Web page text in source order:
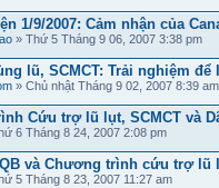
1/9/2007: Cảm nhận của
» Thứ 5 Tháng 9 06, 2007 3:38 pm
lũ, SCMCT: Trải nghiệm
» Chủ nhật Tháng 9 02, 2007 8:39 am
Cứu trợ lũ lụt, SCMCT và
6 Tháng 8 24, 2007 2:08 pm
và Chương trình cứu trợ lũ
5 Tháng 8 23, 2007 11:27 am